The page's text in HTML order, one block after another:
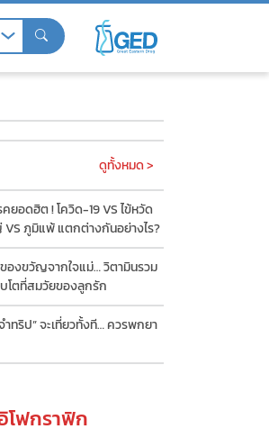
ดูทั้งหมด >
คยอดฮิต ! โควิด-19 VS ไข้หวัด
VS ภูมิแพ้ แตกต่างกันอย่างไร?
ของขวัญจากใจแม่… วิตามินรวม
โตที่สมวัยของลูกรัก
ทริป” จะเที่ยวทั้งที… ควรพกยา
โฟกราฟิก